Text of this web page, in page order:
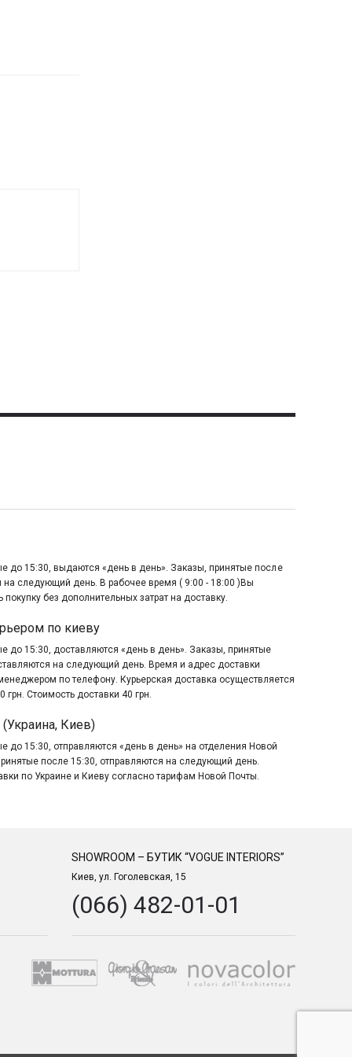
до 15:30, выдаются «день в день». Заказы, принятые после
следующий день. В рабочее время ( 9:00 - 18:00 )Вы
покупку без дополнительных затрат на доставку.
по киеву
до 15:30, доставляются «день в день». Заказы, принятые
на следующий день. Время и адрес доставки
по телефону. Курьерская доставка осуществляется
грн. Стоимость доставки 40 грн.
Киев)
до 15:30, отправляются «день в день» на отделения Новой
после 15:30, отправляются на следующий день.
по Украине и Киеву согласно тарифам Новой Почты.
SHOWROOM – БУТИК “VOGUE INTERIORS”
Киев, ул. Гоголевская, 15
(066) 482-01-01